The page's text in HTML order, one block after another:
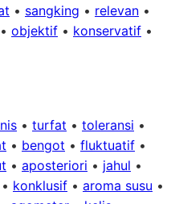
• sangking • relevan •
• objektif • konservatif •
• turfat • toleransi •
• bengot • fluktuatif •
• aposteriori • jahul •
• konklusif • aroma susu •